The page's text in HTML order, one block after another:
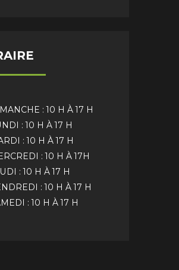
: 10 H À 17 H
: 10 H À 17 H
: 10 H À 17 H
: 10 H À 17H
: 10 H À 17 H
: 10 H À 17 H
: 10 H À 17 H